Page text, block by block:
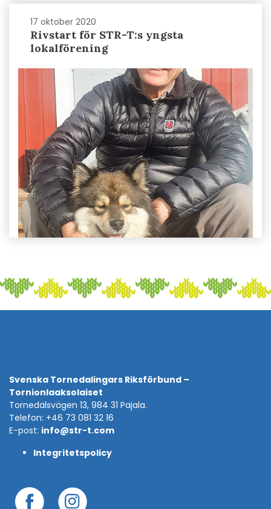
17 oktober 2020
Rivstart för STR-T:s yngsta
lokalförening
Svenska Tornedalingars Riksförbund –
Tornionlaaksolaiset
Tornedalsvägen 13, 984 31 Pajala.
Telefon: +46 73 081 32 16
E-post: info@str-t.com
Integritetspolicy